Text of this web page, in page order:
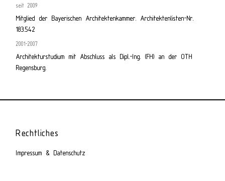
seit 2009
Mitglied der Bayerischen Architektenkammer. Architektenlisten-Nr.
183.542
2001-2007
Architekturstudium mit Abschluss als Dipl.-Ing. (FH) an der OTH
Regensburg.
Rechtliches
Impressum & Datenschutz